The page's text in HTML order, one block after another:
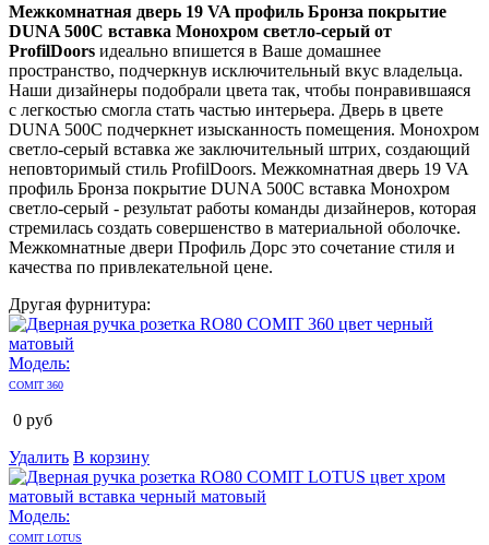
Межкомнатная дверь 19 VA профиль Бронза покрытие
DUNA 500C вставка Монохром светло-серый от
ProfilDoors идеально впишется в Ваше домашнее
пространство, подчеркнув исключительный вкус владельца.
Наши дизайнеры подобрали цвета так, чтобы понравившаяся
с легкостью смогла стать частью интерьера. Дверь в цвете
DUNA 500C подчеркнет изысканность помещения. Монохром
светло-серый вставка же заключительный штрих, создающий
неповторимый стиль ProfilDoors. Межкомнатная дверь 19 VA
профиль Бронза покрытие DUNA 500C вставка Монохром
светло-серый - результат работы команды дизайнеров, которая
стремилась создать совершенство в материальной оболочке.
Межкомнатные двери Профиль Дорс это сочетание стиля и
качества по привлекательной цене.
Другая фурнитура:
Модель:
COMIT 360
0 руб
Удалить В корзину
Модель:
COMIT LOTUS